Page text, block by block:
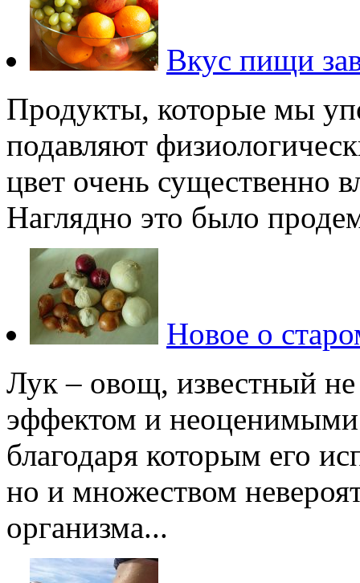
Вкус пищи
Продукты, которые мы
подавляют
цвет очень существенно
Наглядно это было
Новое о
Лук – овощ, известный
эффектом и
благодаря которым его
но и множеством
организма...